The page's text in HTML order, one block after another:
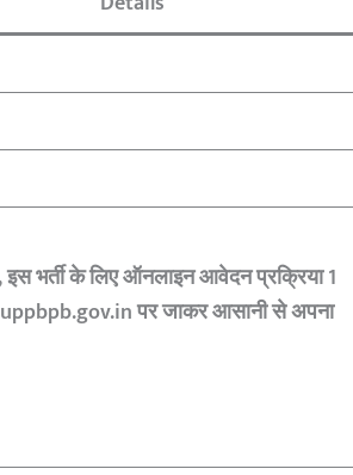
भर्ती के लिए ऑनलाइन आवेदन प्रक्रिया 1
पर जाकर आसानी से अपना